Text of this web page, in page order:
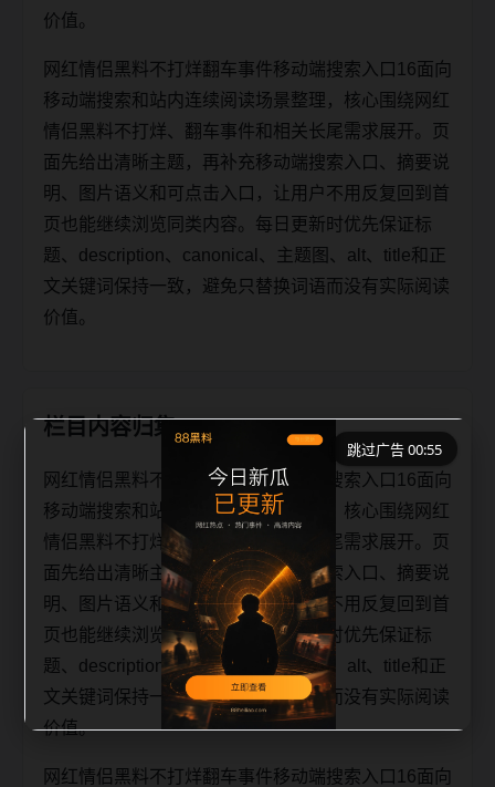
价值。
网红情侣黑料不打烊翻车事件移动端搜索入口16面向
移动端搜索和站内连续阅读场景整理，核心围绕网红
情侣黑料不打烊、翻车事件和相关长尾需求展开。页
面先给出清晰主题，再补充移动端搜索入口、摘要说
明、图片语义和可点击入口，让用户不用反复回到首
页也能继续浏览同类内容。每日更新时优先保证标
题、description、canonical、主题图、alt、title和正
文关键词保持一致，避免只替换词语而没有实际阅读
价值。
栏目内容归集
网红情侣黑料不打烊翻车事件移动端搜索入口16面向
移动端搜索和站内连续阅读场景整理，核心围绕网红
情侣黑料不打烊、翻车事件和相关长尾需求展开。页
面先给出清晰主题，再补充移动端搜索入口、摘要说
明、图片语义和可点击入口，让用户不用反复回到首
页也能继续浏览同类内容。每日更新时优先保证标
题、description、canonical、主题图、alt、title和正
文关键词保持一致，避免只替换词语而没有实际阅读
价值。
网红情侣黑料不打烊翻车事件移动端搜索入口16面向
跳过广告 00:55